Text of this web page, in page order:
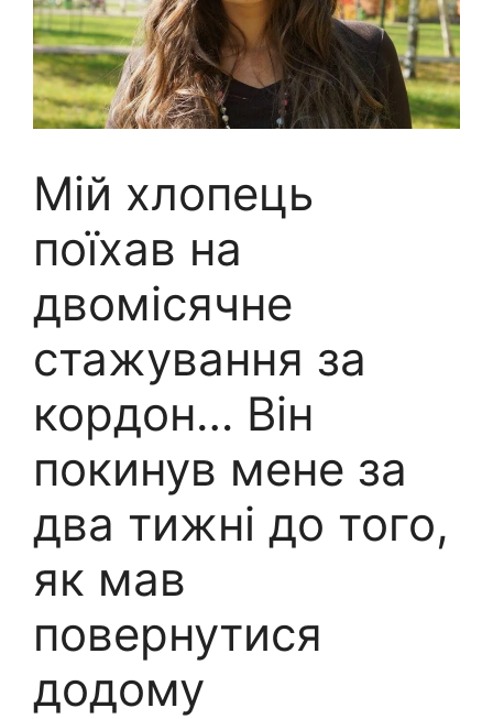
Мій хлопець
поїхав на
двомісячне
стажування за
кордон… Він
покинув мене за
два тижні до того,
як мав
повернутися
додому